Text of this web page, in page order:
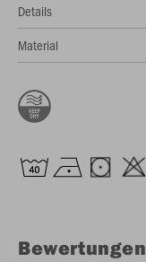
Details
Material
Bewertungen